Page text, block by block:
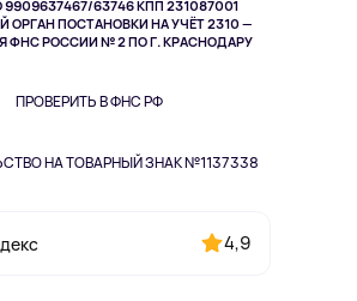
63746 КПП 231087001
ОРГАН ПОСТАНОВКИ НА УЧЁТ 2310 —
ФНС РОССИИ № 2 ПО Г. КРАСНОДАРУ
ПРОВЕРИТЬ В ФНС РФ
НА ТОВАРНЫЙ ЗНАК №1137338
4,9